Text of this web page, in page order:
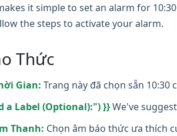
it simple to set an alarm for
the steps to activate your alarm.
Thức
Gian: Trang này đã chọn sẵn 10:30
a Label (Optional):") }}We've
Thanh: Chọn âm báo thức ưa thích